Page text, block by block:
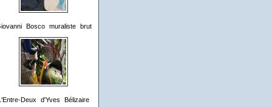
Bosco muraliste brut
Deux d'Yves Bélizaire